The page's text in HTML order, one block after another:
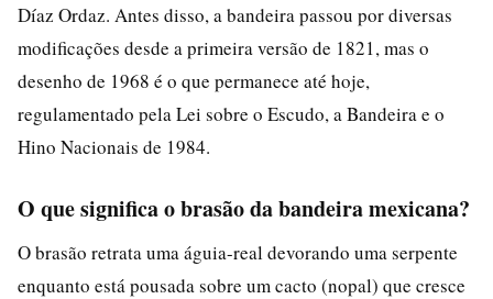
Díaz Ordaz. Antes disso, a bandeira passou por diversas
modificações desde a primeira versão de 1821, mas o
desenho de 1968 é o que permanece até hoje,
regulamentado pela Lei sobre o Escudo, a Bandeira e o
Hino Nacionais de 1984.
O que significa o brasão da bandeira mexicana?
O brasão retrata uma águia-real devorando uma serpente
enquanto está pousada sobre um cacto (nopal) que cresce